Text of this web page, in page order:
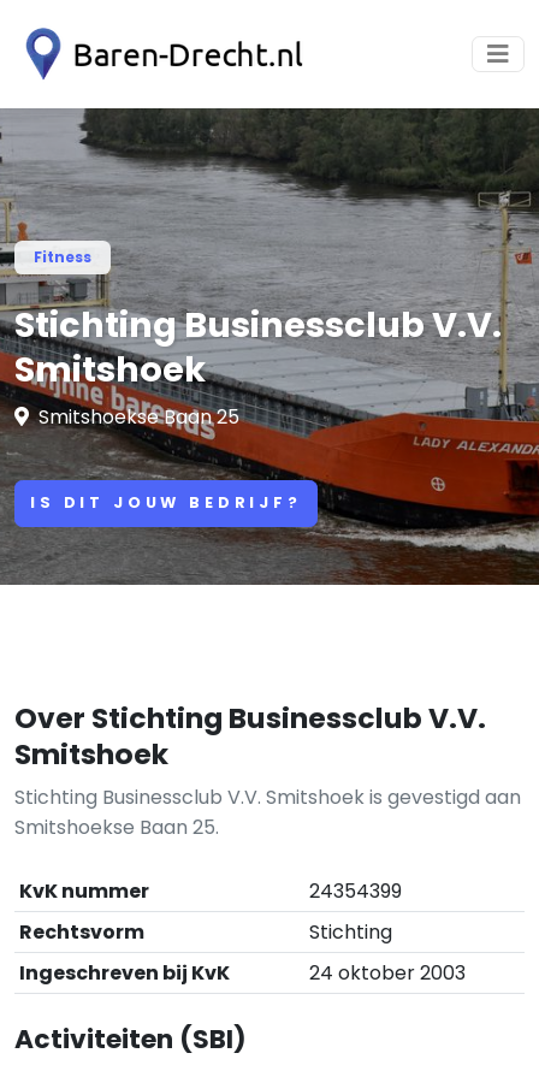
Fitness
Stichting Businessclub V.V.
Smitshoek
Smitshoekse Baan 25
IS DIT JOUW BEDRIJF?
Over Stichting Businessclub V.V.
Smitshoek
Stichting Businessclub V.V. Smitshoek is gevestigd aan
Smitshoekse Baan 25.
KvK nummer
24354399
Rechtsvorm
Stichting
Ingeschreven bij KvK
24 oktober 2003
Activiteiten (SBI)